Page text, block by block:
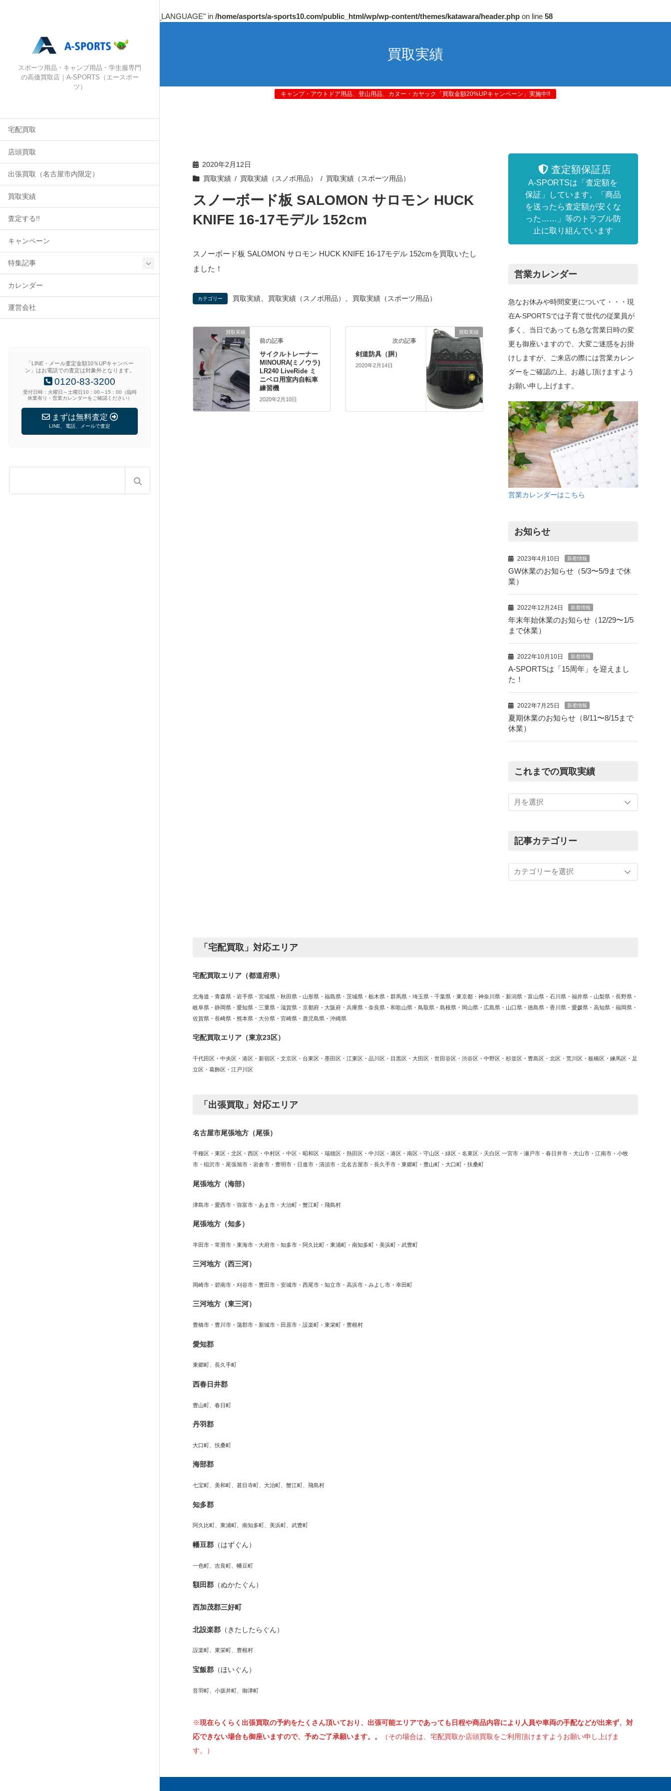
: Undefined array key "HTTP_ACCEPT_LANGUAGE" in /home/asports/a-sports10.com/public_html/wp/wp-content/themes/katawara/header.php on line 58
スポーツ用品・キャンプ用品・学生服専門
の高価買取店｜A-SPORTS（エースポー
ツ）
宅配買取
店頭買取
出張買取（名古屋市内限定）
買取実績
査定する!!
キャンペーン
特集記事
カレンダー
運営会社
「LINE・メール査定金額10％UPキャンペー
ン」はお電話での査定は対象外となります。
0120-83-3200
受付日時：火曜日～土曜日10：00～15：00（臨時
休業有り・営業カレンダーをご確認ください）
まずは無料査定
LINE、電話、メールで査定
買取実績
キャンプ・アウトドア用品、登山用品、カヌー・カヤック「買取金額20%UPキャンペーン」実施中!!
2020年2月12日
買取実績
買取実績（スノボ用品） 買取実績（スポーツ用品）
スノーボード板 SALOMON サロモン HUCK
KNIFE 16-17モデル 152cm
スノーボード板 SALOMON サロモン HUCK KNIFE 16-17モデル 152cmを買取いたし
ました！
カテゴリー 買取実績 買取実績（スノボ用品） 買取実績（スポーツ用品）
買取実績
前の記事
サイクルトレーナー
MINOURA(ミノウラ)
LR240 LiveRide ミ
ニベロ用室内自転車
練習機
2020年2月10日
買取実績
次の記事
剣道防具（胴）
2020年2月14日
査定額保証店
A-SPORTSは「査定額を
保証」しています。「商品
を送ったら査定額が安くな
った……」等のトラブル防
止に取り組んでいます
営業カレンダー
急なお休みや時間変更について・・・現
在A-SPORTSでは子育て世代の従業員が
多く、当日であっても急な営業日時の変
更も御座いますので、大変ご迷惑をお掛
けしますが、ご来店の際には営業カレン
ダーをご確認の上、お越し頂けますよう
お願い申し上げます。
営業カレンダーはこちら
お知らせ
2023年4月10日 新着情報
GW休業のお知らせ（5/3〜5/9まで休
業）
2022年12月24日 新着情報
年末年始休業のお知らせ（12/29〜1/5
まで休業）
2022年10月10日 新着情報
A-SPORTSは「15周年」を迎えまし
た！
2022年7月25日 新着情報
夏期休業のお知らせ（8/11〜8/15まで
休業）
これまでの買取実績
ま
買
績
記事カテゴリー
事
カ
「宅配買取」対応エリア
宅配買取エリア（都道府県）
北海道・青森県・岩手県・宮城県・秋田県・山形県・福島県・茨城県・栃木県・群馬県・埼玉県・千葉県・東京都・神奈川県・新潟県・富山県・石川県・福井県・山梨県・長野県・
岐阜県・静岡県・愛知県・三重県・滋賀県・京都府・大阪府・兵庫県・奈良県・和歌山県・鳥取県・島根県・岡山県・広島県・山口県・徳島県・香川県・愛媛県・高知県・福岡県・
佐賀県・長崎県・熊本県・大分県・宮崎県・鹿児島県・沖縄県
宅配買取エリア（東京23区）
千代田区・中央区・港区・新宿区・文京区・台東区・墨田区・江東区・品川区・目黒区・大田区・世田谷区・渋谷区・中野区・杉並区・豊島区・北区・荒川区・板橋区・練馬区・足
立区・葛飾区・江戸川区
「出張買取」対応エリア
名古屋市尾張地方（尾張）
千種区・東区・北区・西区・中村区・中区・昭和区・瑞穂区・熱田区・中川区・港区・南区・守山区・緑区・名東区・天白区 一宮市・瀬戸市・春日井市・犬山市・江南市・小牧
市・稲沢市・尾張旭市・岩倉市・豊明市・日進市・清須市・北名古屋市・長久手市・東郷町・豊山町・大口町・扶桑町
尾張地方（海部）
津島市・愛西市・弥富市・あま市・大治町・蟹江町・飛島村
尾張地方（知多）
半田市・常滑市・東海市・大府市・知多市・阿久比町・東浦町・南知多町・美浜町・武豊町
三河地方（西三河）
岡崎市・碧南市・刈谷市・豊田市・安城市・西尾市・知立市・高浜市・みよし市・幸田町
三河地方（東三河）
豊橋市・豊川市・蒲郡市・新城市・田原市・設楽町・東栄町・豊根村
愛知郡
東郷町、長久手町
西春日井郡
豊山町、春日町
丹羽郡
大口町、扶桑町
海部郡
七宝町、美和町、甚目寺町、大治町、蟹江町、飛島村
知多郡
阿久比町、東浦町、南知多町、美浜町、武豊町
幡豆郡 （はずぐん）
一色町、吉良町、幡豆町
額田郡 （ぬかたぐん）
西加茂郡三好町
北設楽郡 （きたしたらぐん）
設楽町、東栄町、豊根村
宝飯郡 （ほいぐん）
音羽町、小坂井町、御津町
※現在らくらく出張買取の予約をたくさん頂いており、出張可能エリアであっても日程や商品内容により人員や車両の手配などが出来ず、対
応できない場合も御座いますので、予めご了承願います。。
（その場合は、宅配買取か店頭買取をご利用頂けますようお願い申し上げま
す。）